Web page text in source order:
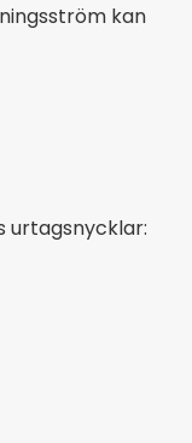
kan
urtagsnycklar: